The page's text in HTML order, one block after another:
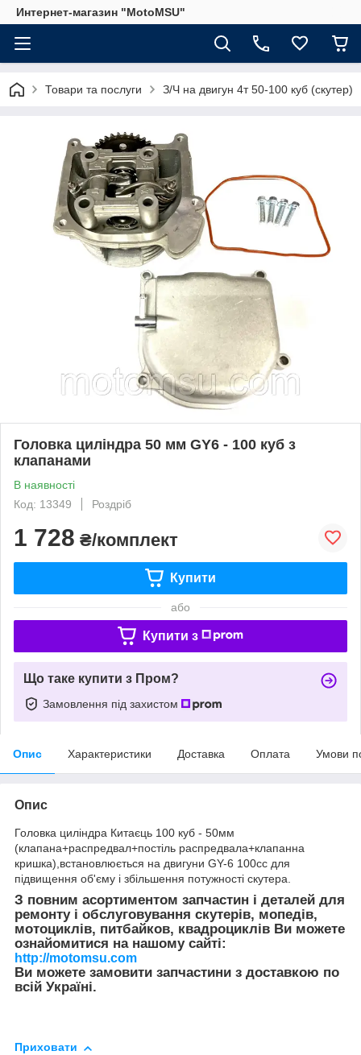
Интернет-магазин "MotoMSU"
Товари та послуги З/Ч на двигун 4т 50-100 куб (скутер)
Головка циліндра 50 мм GY6 - 100 куб з
клапанами
В наявності
Код: 13349
Роздріб
1 728 ₴/комплект
Купити
або
Купити з
Що таке купити з Пром?
Замовлення під захистом
Опис Характеристики Доставка Оплата Умови
Опис
Головка циліндра Китаєць 100 куб - 50мм
(клапана+распредвал+постіль распредвала+клапанна
кришка),встановлюється на двигуни GY-6 100сс для
підвищення об'єму і збільшення потужності скутера.
З повним асортиментом запчастин і деталей для
ремонту і обслуговування скутерів, мопедів,
мотоциклів, питбайков, квадроциклів Ви можете
ознайомитися на нашому сайті:
http://motomsu.com
Ви можете замовити запчастини з доставкою по
всій Україні.
Приховати